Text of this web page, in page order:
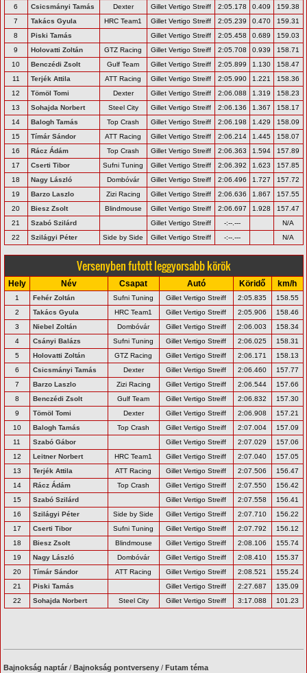
6
Csicsmányi Tamás Dexter Gillet Vertigo Streiff 2:05.178 0.409
159.38
7
Takács Gyula HRC Team1 Gillet Vertigo Streiff 2:05.239 0.470
159.31
8
Piski Tamás Gillet Vertigo Streiff 2:05.458 0.689
159.03
9
Holovatti Zoltán GTZ Racing Gillet Vertigo Streiff 2:05.708 0.939
158.71
10
Benczédi Zsolt Gulf Team Gillet Vertigo Streiff 2:05.899 1.130
158.47
11
Terjék Attila ATT Racing Gillet Vertigo Streiff 2:05.990 1.221
158.36
12
Tömöl Tomi Dexter Gillet Vertigo Streiff 2:06.088 1.319
158.23
13
Sohajda Norbert Steel City Gillet Vertigo Streiff 2:06.136 1.367
158.17
14
Balogh Tamás Top Crash Gillet Vertigo Streiff 2:06.198 1.429
158.09
15
Tímár Sándor ATT Racing Gillet Vertigo Streiff 2:06.214 1.445
158.07
16
Rácz Ádám Top Crash Gillet Vertigo Streiff 2:06.363 1.594
157.89
17
Cserti Tibor Sufni Tuning Gillet Vertigo Streiff 2:06.392 1.623
157.85
18
Nagy László Dombóvár Gillet Vertigo Streiff 2:06.496 1.727
157.72
19
Barzo Laszlo Zizi Racing Gillet Vertigo Streiff 2:06.636 1.867
157.55
20
Biesz Zsolt Blindmouse Gillet Vertigo Streiff 2:06.697 1.928
157.47
21
Szabó Szilárd Gillet Vertigo Streiff -:--.---
N/A
22
Szilágyi Péter Side by Side Gillet Vertigo Streiff -:--.--- N/A
Versenyben futott leggyorsabb körök
Hely Név Csapat Autó Köridő km/h
1 Fehér Zoltán Sufni Tuning Gillet Vertigo Streiff 2:05.835
158.55
2
Takács Gyula HRC Team1 Gillet Vertigo Streiff 2:05.906
158.46
3
Niebel Zoltán Dombóvár Gillet Vertigo Streiff 2:06.003
158.34
4
Csányi Balázs Sufni Tuning Gillet Vertigo Streiff 2:06.025
158.31
5
Holovatti Zoltán GTZ Racing Gillet Vertigo Streiff 2:06.171
158.13
6
Csicsmányi Tamás Dexter Gillet Vertigo Streiff 2:06.460
157.77
7
Barzo Laszlo Zizi Racing Gillet Vertigo Streiff 2:06.544
157.66
8
Benczédi Zsolt Gulf Team Gillet Vertigo Streiff 2:06.832
157.30
9
Tömöl Tomi Dexter Gillet Vertigo Streiff 2:06.908
157.21
10
Balogh Tamás Top Crash Gillet Vertigo Streiff 2:07.004
157.09
11
Szabó Gábor Gillet Vertigo Streiff 2:07.029
157.06
12
Leitner Norbert HRC Team1 Gillet Vertigo Streiff 2:07.040
157.05
13
Terjék Attila ATT Racing Gillet Vertigo Streiff 2:07.506
156.47
14
Rácz Ádám Top Crash Gillet Vertigo Streiff 2:07.550
156.42
15
Szabó Szilárd Gillet Vertigo Streiff 2:07.558
156.41
16
Szilágyi Péter Side by Side Gillet Vertigo Streiff 2:07.710
156.22
17
Cserti Tibor Sufni Tuning Gillet Vertigo Streiff 2:07.792
156.12
18
Biesz Zsolt Blindmouse Gillet Vertigo Streiff 2:08.106
155.74
19
Nagy László Dombóvár Gillet Vertigo Streiff 2:08.410
155.37
20
Tímár Sándor ATT Racing Gillet Vertigo Streiff 2:08.521
155.24
21
Piski Tamás Gillet Vertigo Streiff 2:27.687
135.09
22
Sohajda Norbert Steel City Gillet Vertigo Streiff 3:17.088 101.23
Bajnokság naptár /Bajnokság pontverseny /Futam téma